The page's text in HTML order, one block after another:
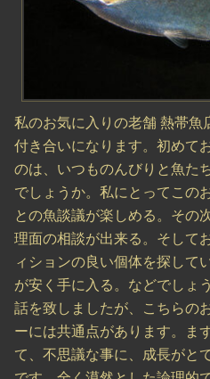
私のお気に入りの老舗 熱帯
付き合いになります。初めて
のは、いつものんびりと魚た
でしょうか。私にとってこの
との魚談議が楽しめる。その
理面の相談が出来る。そして
ィションの良い個体を探して
が安く手に入る。などでしょ
話を致しましたが、こちらの
ーには共通点があります。ま
て、不思議な事に、成長がと